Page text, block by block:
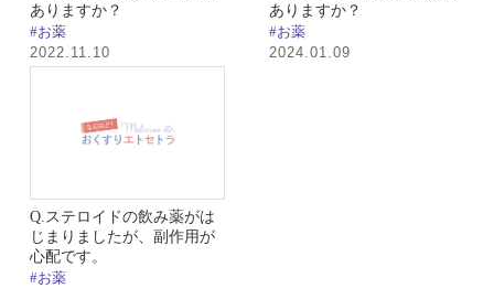
ありますか？
#お薬
2022.11.10
ありますか？
#お薬
2024.01.09
Q.ステロイドの飲み薬がは
じまりましたが、副作用が
心配です。
#お薬